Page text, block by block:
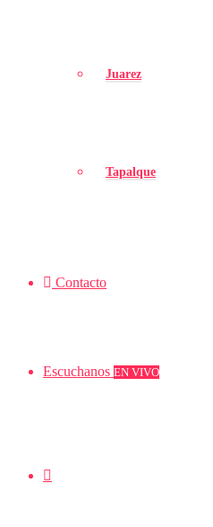
Juarez
Tapalque
Contacto
Escuchanos EN VIVO